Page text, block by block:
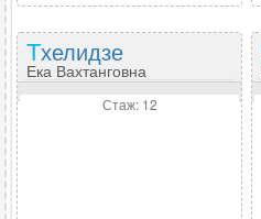
Тхелидзе
Ека Вахтанговна
Стаж: 12